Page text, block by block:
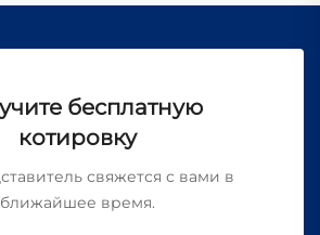
бесплатную
котировку
свяжется с вами в
ближайшее время.